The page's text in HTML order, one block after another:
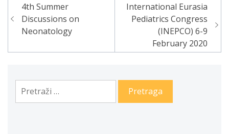
Navigacija
članaka
4th Summer
Discussions on
Neonatology
International Eurasia
Pediatrics Congress
(INEPCO) 6-9
February 2020
Pretraga: